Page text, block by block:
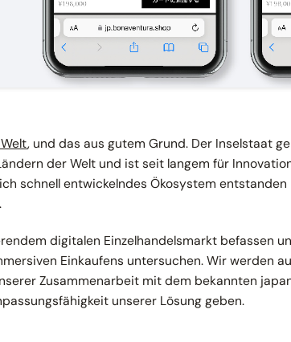
, und das aus gutem Grund. Der Inselstaat
der Welt und ist seit langem für
schnell entwickelndes Ökosystem
digitalen Einzelhandelsmarkt befassen
Einkaufens untersuchen. Wir werden
Zusammenarbeit mit dem bekannten
unserer Lösung geben.